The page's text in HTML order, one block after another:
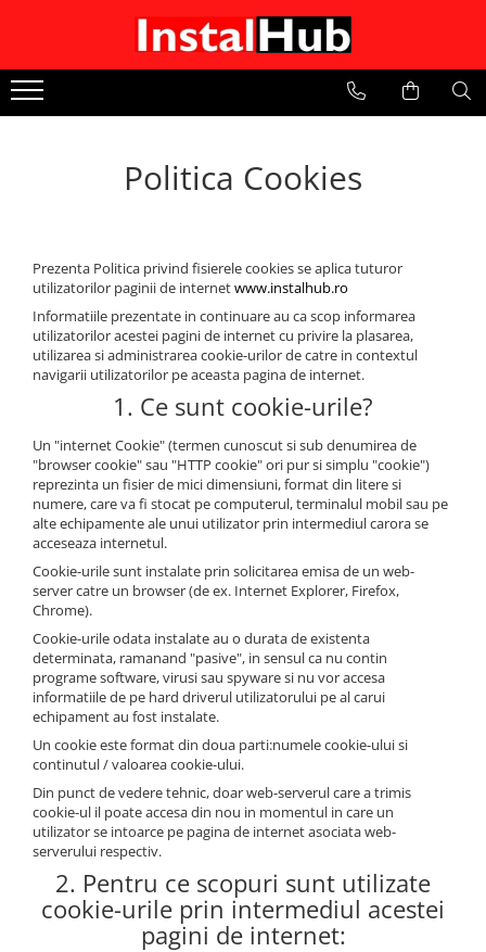
SANITARE
Baterii monocomanda
Baterii bideu
Seturi dus aparente
OBIECTE SANITARE
Vase wc
Seturi dus ingropate
Accesorii
Furtune dus
Pere dus
Cadite Dus
Capace WC
Raccorduri Flexibile
Rezervoare-Sifoane-Racorduri
Scurgere-Accesorii
THERMO
Radiatoare Baie
APA
Stocare si Filtrare
,clapeti de sens alama
CANALIZARE
Fitinguri canalizare interioara pp
Teava canalizare exterioaraPolitica Cookies
Prezenta Politica privind fisierele cookies se aplica tuturor
utilizatorilor paginii de internetwww.instalhub.ro
Informatiile prezentate in continuare au ca scop informarea
utilizatorilor acestei pagini de internet cu privire la plasarea,
utilizarea si administrarea cookie-urilor de catre in contextul
navigarii utilizatorilor pe aceasta pagina de internet.
1. Ce sunt cookie-urile?
Un "internet Cookie" (termen cunoscut si sub denumirea de
"browser cookie" sau "HTTP cookie" ori pur si simplu "cookie")
reprezinta un fisier de mici dimensiuni, format din litere si
numere, care va fi stocat pe computerul, terminalul mobil sau pe
alte echipamente ale unui utilizator prin intermediul carora se
acceseaza internetul.
Cookie-urile sunt instalate prin solicitarea emisa de un web-
server catre un browser (de ex. Internet Explorer, Firefox,
Chrome).
Cookie-urile odata instalate au o durata de existenta
determinata, ramanand "pasive", in sensul ca nu contin
programe software, virusi sau spyware si nu vor accesa
informatiile de pe hard driverul utilizatorului pe al carui
echipament au fost instalate.
Un cookie este format din doua parti:numele cookie-ului si
continutul / valoarea cookie-ului.
Din punct de vedere tehnic, doar web-serverul care a trimis
cookie-ul il poate accesa din nou in momentul in care un
utilizator se intoarce pe pagina de internet asociata web-
serverului respectiv.
2. Pentru ce scopuri sunt utilizate
cookie-urile prin intermediul acestei
pagini de internet: